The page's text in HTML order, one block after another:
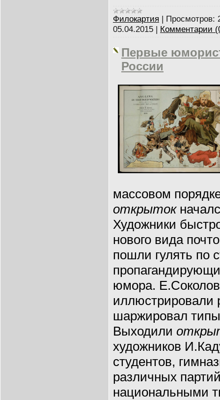
Филокартия | Просмотров:
05.04.2015 | Комментарии
Первые
России
массовом
открыток
Художники
нового вида
пошли гулять по
юмора.
иллюстрировали
шаржировал
Выходили
художников
студентов,
различных
национальными